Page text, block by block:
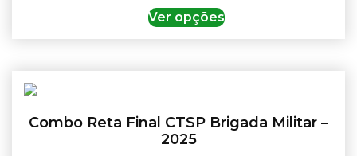
Ver opções
Combo Reta Final CTSP Brigada Militar –
2025